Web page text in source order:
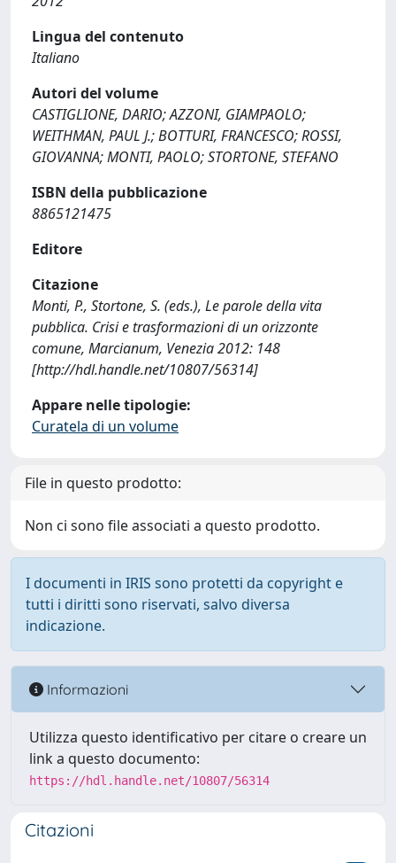
Lingua del contenuto
Italiano
Autori del volume
CASTIGLIONE, DARIO; AZZONI, GIAMPAOLO;
WEITHMAN, PAUL J.; BOTTURI, FRANCESCO; ROSSI,
GIOVANNA; MONTI, PAOLO; STORTONE, STEFANO
ISBN della pubblicazione
8865121475
Editore
Citazione
Monti, P., Stortone, S. (eds.), Le parole della vita
pubblica. Crisi e trasformazioni di un orizzonte
comune, Marcianum, Venezia 2012: 148
[http://hdl.handle.net/10807/56314]
Appare nelle tipologie:
Curatela di un volume
File in questo prodotto:
Non ci sono file associati a questo prodotto.
I documenti in IRIS sono protetti da copyright e
tutti i diritti sono riservati, salvo diversa
indicazione.
Informazioni
Utilizza questo identificativo per citare o creare un
link a questo documento:
https://hdl.handle.net/10807/56314
Citazioni